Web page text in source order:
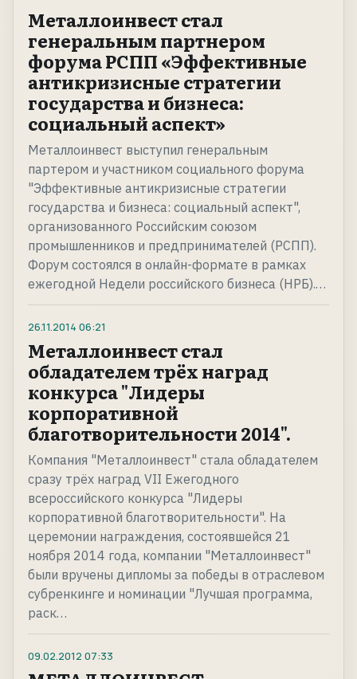
Металлоинвест стал
генеральным партнером
форума РСПП «Эффективные
антикризисные стратегии
государства и бизнеса:
социальный аспект»
Металлоинвест выступил генеральным
партером и участником социального форума
"Эффективные антикризисные стратегии
государства и бизнеса: социальный аспект",
организованного Российским союзом
промышленников и предпринимателей (РСПП).
Форум состоялся в онлайн-формате в рамках
ежегодной Недели российского бизнеса (НРБ).…
26.11.2014 06:21
Металлоинвест стал
обладателем трёх наград
конкурса "Лидеры
корпоративной
благотворительности 2014".
Компания "Металлоинвест" стала обладателем
сразу трёх наград VII Ежегодного
всероссийского конкурса "Лидеры
корпоративной благотворительности". На
церемонии награждения, состоявшейся 21
ноября 2014 года, компании "Металлоинвест"
были вручены дипломы за победы в отраслевом
субренкинге и номинации "Лучшая программа,
раск…
09.02.2012 07:33